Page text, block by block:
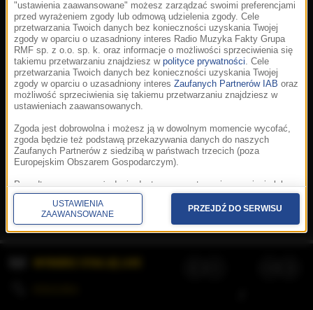
Korzystanie z portalu oznacza akceptację
Prywatność.Aplikacje.© 2026 Radio Muzyka
Fakty Grupa RMF sp. z o.o. sp. k.
"ustawienia zaawansowane" możesz zarządzać swoimi preferencjami
przed wyrażeniem zgody lub odmową udzielenia zgody. Cele
przetwarzania Twoich danych bez konieczności uzyskania Twojej
zgody w oparciu o uzasadniony interes Radio Muzyka Fakty Grupa
RMF sp. z o.o. sp. k. oraz informacje o możliwości sprzeciwienia się
takiemu przetwarzaniu znajdziesz w polityce prywatności. Cele
przetwarzania Twoich danych bez konieczności uzyskania Twojej
zgody w oparciu o uzasadniony interes Zaufanych Partnerów IAB oraz
możliwość sprzeciwienia się takiemu przetwarzaniu znajdziesz w
ustawieniach zaawansowanych.
Zgoda jest dobrowolna i możesz ją w dowolnym momencie wycofać,
zgoda będzie też podstawą przekazywania danych do naszych
Zaufanych Partnerów z siedzibą w państwach trzecich (poza
Europejskim Obszarem Gospodarczym).
Ponadto masz prawo żądania dostępu, sprostowania, usunięcia lub
ograniczenia przetwarzania danych, a także złożenia skargi do
Prezesa Urzędu Ochrony Danych Osobowych. W polityce prywatności
znajdziesz informacje jak wykonać swoje prawa. Szczegółowe
informacje na temat przetwarzania Twoich danych znajdują się w
USTAWIENIA
ZAAWANSOWANE
PRZEJDŹ DO SERWISU